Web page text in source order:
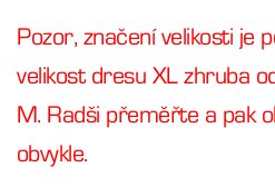
Pozor, značení velikosti je
velikost dresu XL zhruba
M. Radši přeměřte a pak
obvykle.